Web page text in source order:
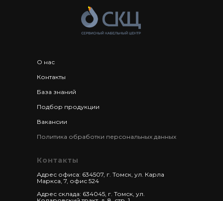
О нас
Контакты
База знаний
Подбор продукции
Вакансии
Политика обработки персональных данных
Адрес офиса: 634507, г. Томск, ул. Карла
Маркса, 7, офис 524
Адрес склада: 634045, г. Томск, ул.
Контакты